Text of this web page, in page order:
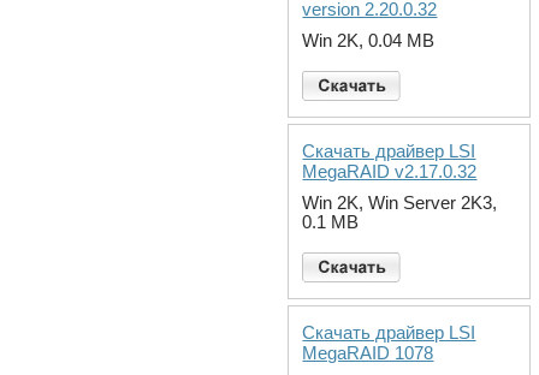
version 2.20.0.32
Win 2K, 0.04 MB
Скачать драйвер LSI
MegaRAID v2.17.0.32
Win 2K, Win Server 2K3,
0.1 MB
Скачать драйвер LSI
MegaRAID 1078